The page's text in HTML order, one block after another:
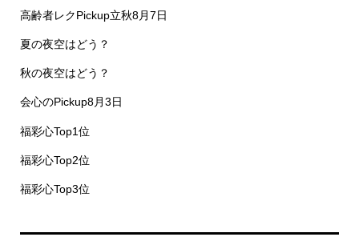
高齢者レクPickup立秋8月7日
夏の夜空はどう？
秋の夜空はどう？
会心のPickup8月3日
福彩心Top1位
福彩心Top2位
福彩心Top3位